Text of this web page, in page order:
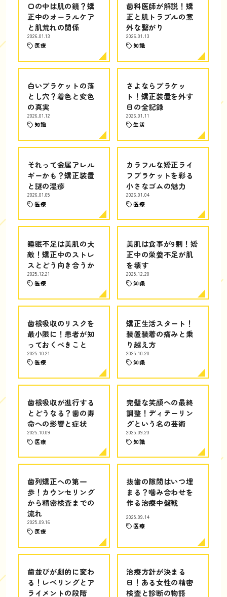
口の中は肌の鏡？矯
正中のオーラルケア
と肌荒れの関係
2026.01.13
医療
歯科医師が解説！矯
正と肌トラブルの意
外な繋がり
2026.01.13
知識
白いブラケットの落
とし穴？着色と変色
の真実
2026.01.12
知識
さよならブラケッ
ト！矯正装置を外す
日の全記録
2026.01.11
生活
それって金属アレル
ギーかも？矯正装置
と謎の湿疹
2026.01.05
医療
カラフルな矯正ライ
フブラケットを彩る
小さなゴムの魅力
2026.01.04
医療
睡眠不足は美肌の大
敵！矯正中のストレ
スとどう向き合うか
2025.12.21
医療
美肌は食事が9割！矯
正中の栄養不足が肌
を壊す
2025.12.20
知識
歯根吸収のリスクを
最小限に！患者が知
っておくべきこと
2025.10.21
医療
矯正生活スタート！
装置装着の痛みと乗
り越え方
2025.10.20
知識
歯根吸収が進行する
とどうなる？歯の寿
命への影響と症状
2025.10.09
医療
完璧な笑顔への最終
調整！ディテーリン
グという名の芸術
2025.09.23
知識
歯列矯正への第一
歩！カウンセリング
から精密検査までの
流れ
2025.09.16
医療
抜歯の隙間はいつ埋
まる？噛み合わせを
作る治療中盤戦
2025.09.14
医療
歯並びが劇的に変わ
る！レベリングとア
ライメントの段階
治療方針が決まる
日！ある女性の精密
検査と診断の物語